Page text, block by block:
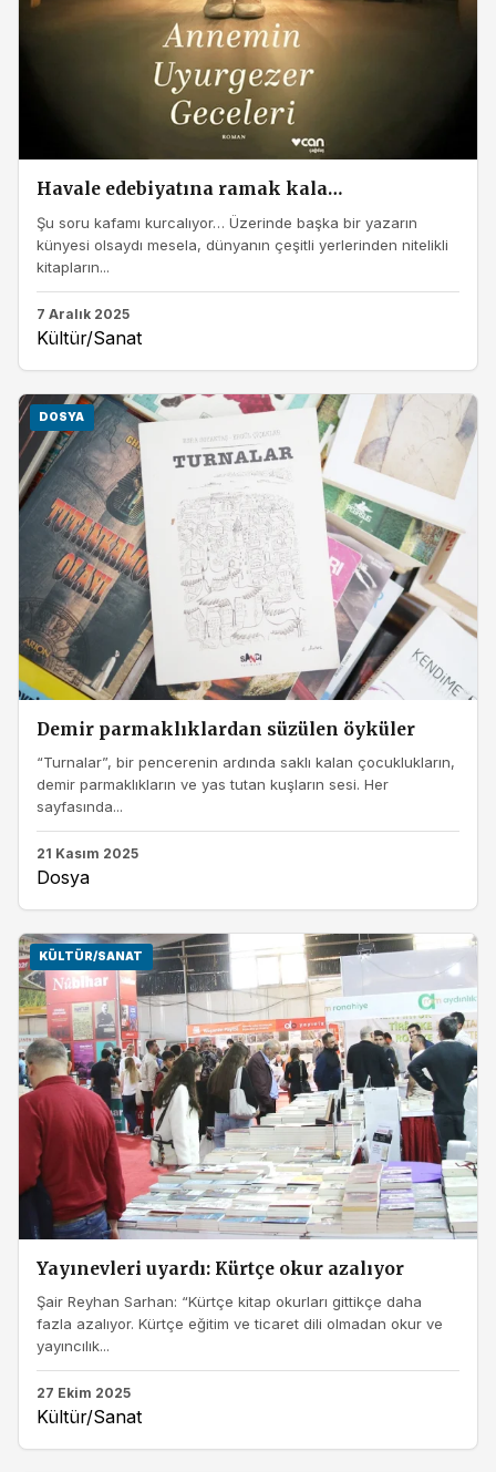
Havale edebiyatına ramak kala…
Şu soru kafamı kurcalıyor… Üzerinde başka bir yazarın
künyesi olsaydı mesela, dünyanın çeşitli yerlerinden nitelikli
kitapların...
7 Aralık 2025
Kültür/Sanat
DOSYA
Demir parmaklıklardan süzülen öyküler
“Turnalar”, bir pencerenin ardında saklı kalan çocuklukların,
demir parmaklıkların ve yas tutan kuşların sesi. Her
sayfasında...
21 Kasım 2025
Dosya
KÜLTÜR/SANAT
Yayınevleri uyardı: Kürtçe okur azalıyor
Şair Reyhan Sarhan: “Kürtçe kitap okurları gittikçe daha
fazla azalıyor. Kürtçe eğitim ve ticaret dili olmadan okur ve
yayıncılık...
27 Ekim 2025
Kültür/Sanat